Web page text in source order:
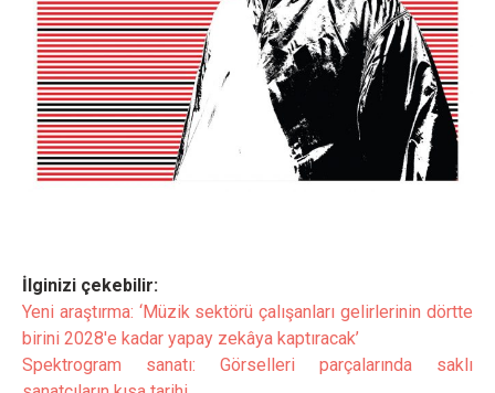
İlginizi çekebilir:
Yeni araştırma: ‘Müzik sektörü çalışanları gelirlerinin dörtte
birini 2028'e kadar yapay zekâya kaptıracak’
Spektrogram sanatı: Görselleri parçalarında saklı